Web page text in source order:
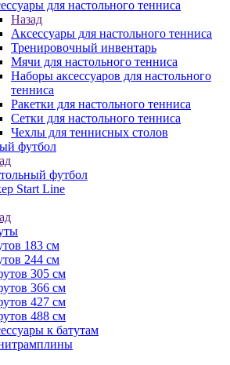
для настольного тенниса
Назад
Аксессуары для настольного тенниса
Тренировочный инвентарь
Мячи для настольного тенниса
Наборы аксессуаров для настольного
тенниса
Ракетки для настольного тенниса
Сетки для настольного тенниса
Чехлы для теннисных столов
футбол
футбол
Start Line
183 см
244 см
305 см
366 см
427 см
488 см
к батутам